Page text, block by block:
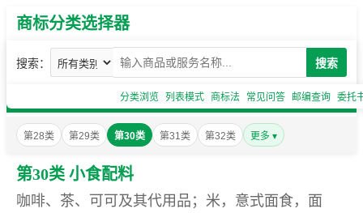
商标分类选择器
搜索： 搜索
分类浏览 列表模式 商标法 常见问答 邮编查询 委托
第28类 第29类 第30类 第31类 第32类 更多 ▾
第30类 小食配料
咖啡、茶、可可及其代用品；米，意式面食，面